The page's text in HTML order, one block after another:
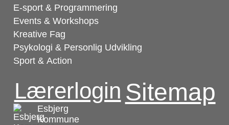
E-sport & Programmering
Events & Workshops
Kreative Fag
Psykologi & Personlig Udvikling
Sport & Action
Sitemap
Lærerlogin
Esbjerg
Kommune